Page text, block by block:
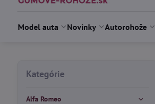
Model auta Novinky Autorohože
Kategórie
Alfa Romeo